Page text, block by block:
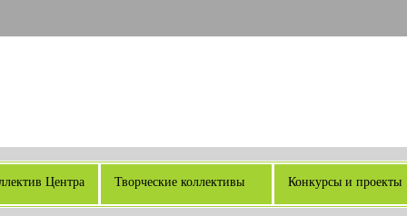
Центра Творческие коллективы Конкурсы и проекты